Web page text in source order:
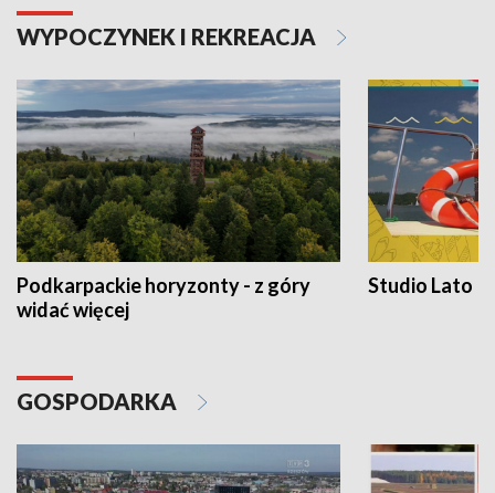
WYPOCZYNEK I REKREACJA
Podkarpackie horyzonty - z góry
widać więcej
Studio Lato
GOSPODARKA